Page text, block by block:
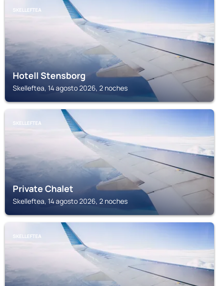
SKELLEFTEA
Hotell Stensborg
Skelleftea, 14 agosto 2026, 2 noches
SKELLEFTEA
Private Chalet
Skelleftea, 14 agosto 2026, 2 noches
SKELLEFTEA